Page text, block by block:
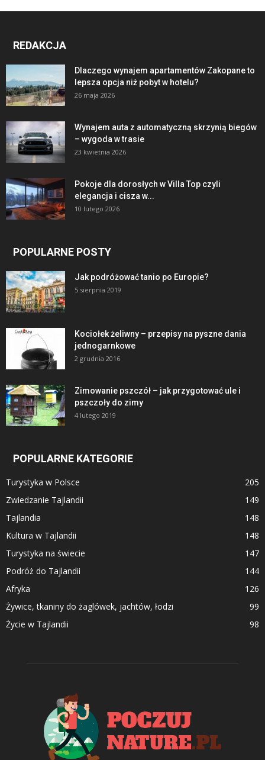
REDAKCJA
Dlaczego wynajem apartamentów Zakopane to
lepsza opcja niż pobyt w hotelu?
26 maja 2026
Wynajem auta z automatyczną skrzynią biegów
– wygoda w trasie
23 kwietnia 2026
Pokoje dla dorosłych w Villa Top czyli
elegancja i cisza w...
10 lutego 2026
POPULARNE POSTY
Jak podróżować tanio po Europie?
5 sierpnia 2019
Kociołek żeliwny – przepisy na pyszne dania
jednogarnkowe
2 grudnia 2016
Zimowanie pszczół – jak przygotować ule i
pszczoły do zimy
4 lutego 2019
POPULARNE KATEGORIE
Turystyka w Polsce
205
Zwiedzanie Tajlandii
149
Tajlandia
148
Kultura w Tajlandii
148
Turystyka na świecie
147
Podróż do Tajlandii
144
Afryka
126
Żywice, tkaniny do żaglówek, jachtów, łodzi
99
Życie w Tajlandii
98